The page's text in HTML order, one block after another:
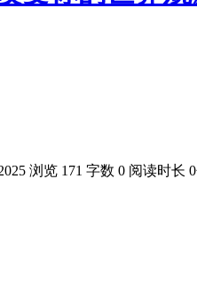
浏览 171 字数 0 阅读时长